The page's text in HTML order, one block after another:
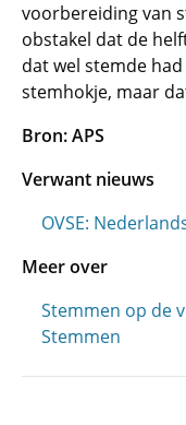
voorbereiding van
obstakel dat de
dat wel stemde
stemhokje, maar
Bron: APS
Verwant nieuws
OVSE:
Meer over
Stemmen op de
Stemmen